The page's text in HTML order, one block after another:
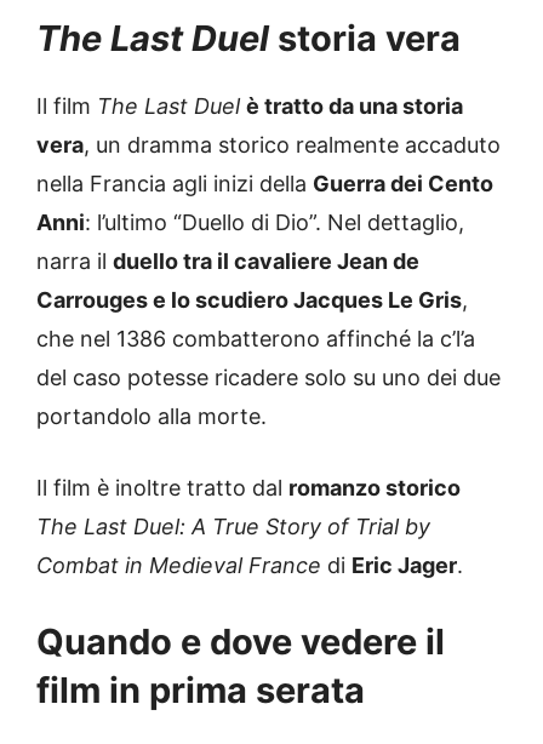
The Last Duelstoria vera
Il film The Last Duel è tratto da una storia
vera, un dramma storico realmente accaduto
nella Francia agli inizi della Guerra dei Cento
Anni: l’ultimo “Duello di Dio”. Nel dettaglio,
narra il duello tra il cavaliere Jean de
Carrouges e lo scudiero Jacques Le Gris,
che nel 1386 combatterono affinché la c’l’a
del caso potesse ricadere solo su uno dei due
portandolo alla morte.
Il film è inoltre tratto dal romanzo storico
The Last Duel: A True Story of Trial by
Combat in Medieval France di Eric Jager.
Quando e dove vedere il
film in prima serata